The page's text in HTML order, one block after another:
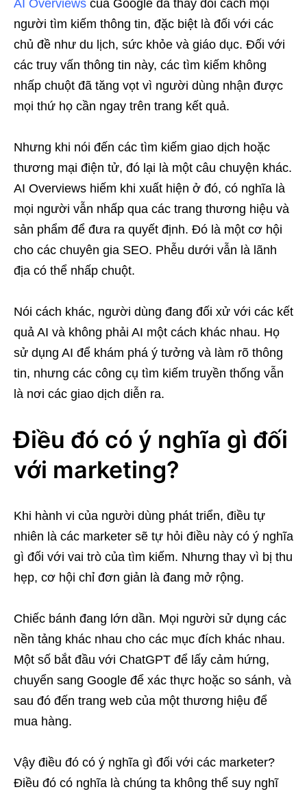
AI Overviews của Google đã thay đổi cách mọi
người tìm kiếm thông tin, đặc biệt là đối với các
chủ đề như du lịch, sức khỏe và giáo dục. Đối với
các truy vấn thông tin này, các tìm kiếm không
nhấp chuột đã tăng vọt vì người dùng nhận được
mọi thứ họ cần ngay trên trang kết quả.
Nhưng khi nói đến các tìm kiếm giao dịch hoặc
thương mại điện tử, đó lại là một câu chuyện khác.
AI Overviews hiếm khi xuất hiện ở đó, có nghĩa là
mọi người vẫn nhấp qua các trang thương hiệu và
sản phẩm để đưa ra quyết định. Đó là một cơ hội
cho các chuyên gia SEO. Phễu dưới vẫn là lãnh
địa có thể nhấp chuột.
Nói cách khác, người dùng đang đối xử với các kết
quả AI và không phải AI một cách khác nhau. Họ
sử dụng AI để khám phá ý tưởng và làm rõ thông
tin, nhưng các công cụ tìm kiếm truyền thống vẫn
là nơi các giao dịch diễn ra.
Điều đó có ý nghĩa gì đối
với marketing?
Khi hành vi của người dùng phát triển, điều tự
nhiên là các marketer sẽ tự hỏi điều này có ý nghĩa
gì đối với vai trò của tìm kiếm. Nhưng thay vì bị thu
hẹp, cơ hội chỉ đơn giản là đang mở rộng.
Chiếc bánh đang lớn dần. Mọi người sử dụng các
nền tảng khác nhau cho các mục đích khác nhau.
Một số bắt đầu với ChatGPT để lấy cảm hứng,
chuyển sang Google để xác thực hoặc so sánh, và
sau đó đến trang web của một thương hiệu để
mua hàng.
Vậy điều đó có ý nghĩa gì đối với các marketer?
Điều đó có nghĩa là chúng ta không thể suy nghĩ